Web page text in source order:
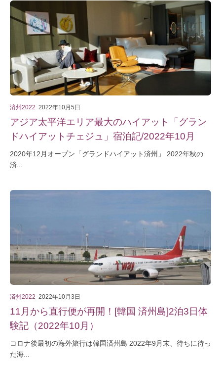
済州2022 2022年10月5日
アジア太平洋エリア最大のハイアット「グラン
ドハイアットチェジュ」宿泊記/2022年10月
2020年12月オープン「グランドハイアット済州」 2022年秋の
済...
済州2022 2022年10月3日
11月から直行便が再開！[韓国 済州島]2泊3日体
験記（2022年10月）
コロナ後最初の海外旅行は韓国済州島 2022年9月末、待ちに待っ
た海...